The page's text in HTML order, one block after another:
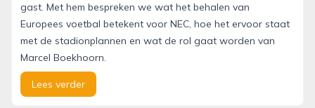
gast. Met hem bespreken we wat het behalen van
Europees voetbal betekent voor NEC, hoe het ervoor staat
met de stadionplannen en wat de rol gaat worden van
Marcel Boekhoorn.
Lees verder